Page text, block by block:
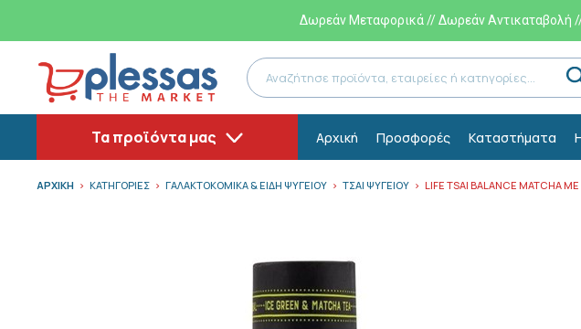
Δωρεάν Μεταφορικά // Δωρεάν Αντικαταβολή
Τα προϊόντα μας Αρχική Προσφορές Kαταστήματα
ΑΡΧΙΚΗ ΚΑΤΗΓΟΡΙΕΣ ΓΑΛΑΚΤΟΚΟΜΙΚΑ & ΕΙΔΗ ΨΥΓΕΙΟΥ ΤΣΑΙ ΨΥΓΕΙΟΥ LIFE TSAI BALANCE